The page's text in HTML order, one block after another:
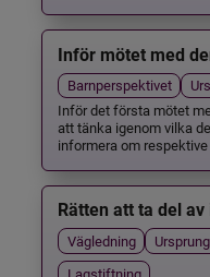
Inför mötet med
Barnperspektivet
Inför det första mötet
att tänka igenom vilka
informera om
Rätten att ta del
Vägledning
Lagstiftning